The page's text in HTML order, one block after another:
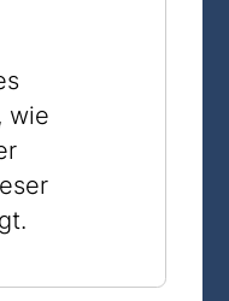
wie